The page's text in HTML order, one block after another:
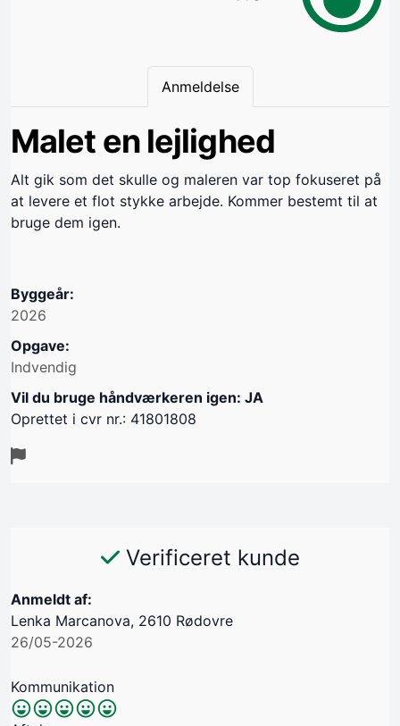
Anmeldelse
Malet en lejlighed
Alt gik som det skulle og maleren var top fokuseret på
at levere et flot stykke arbejde. Kommer bestemt til at
bruge dem igen.
Byggeår:
2026
Opgave:
Indvendig
Vil du bruge håndværkeren igen: JA
Oprettet i cvr nr.: 41801808
Verificeret kunde
Anmeldt af:
Lenka Marcanova, 2610 Rødovre
26/05-2026
Kommunikation